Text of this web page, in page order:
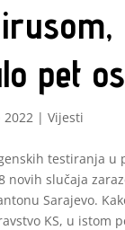
pet
2022 | Vijesti
testiranja u
novih slučaja
Sarajevo.
KS, u istom